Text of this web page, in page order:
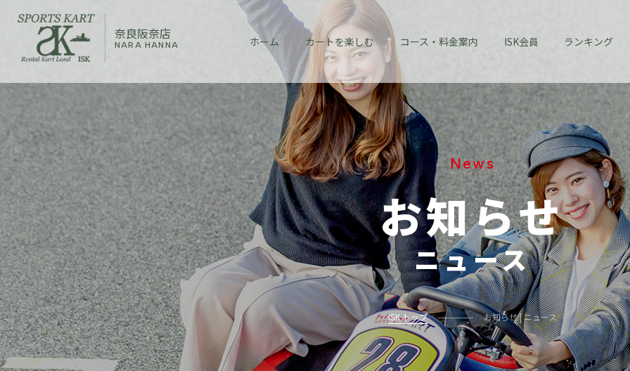
奈良阪奈店
NARA HANNA ホーム カートを楽しむ コース・料金案内 ISK会員 ランキング
News
お知らせ
ニュース
ISK トップ お知らせ | ニュース